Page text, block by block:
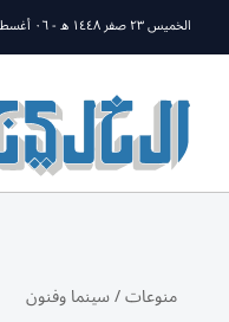
الخميس ٢٣ صفر ١٤٤٨ ه - ٠٦ أغسطس ٢٠٢٦
منوعات/سينما وفنون